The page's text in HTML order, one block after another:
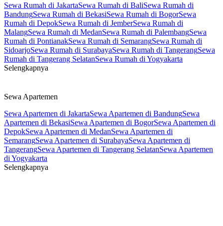
Sewa Rumah di JakartaSewa Rumah di BaliSewa Rumah di
BandungSewa Rumah di BekasiSewa Rumah di BogorSewa
Rumah di DepokSewa Rumah di JemberSewa Rumah di
MalangSewa Rumah di MedanSewa Rumah di PalembangSewa
Rumah di PontianakSewa Rumah di SemarangSewa Rumah di
SidoarjoSewa Rumah di SurabayaSewa Rumah di TangerangSewa
Rumah di Tangerang SelatanSewa Rumah di Yogyakarta
Selengkapnya
Sewa Apartemen
Sewa Apartemen di JakartaSewa Apartemen di BandungSewa
Apartemen di BekasiSewa Apartemen di BogorSewa Apartemen di
DepokSewa Apartemen di MedanSewa Apartemen di
SemarangSewa Apartemen di SurabayaSewa Apartemen di
TangerangSewa Apartemen di Tangerang SelatanSewa Apartemen
di Yogyakarta
Selengkapnya